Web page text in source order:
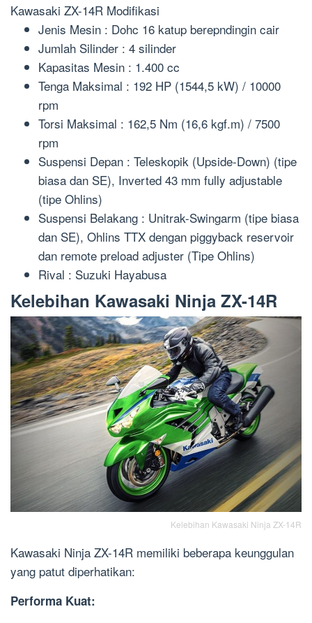
Kawasaki ZX-14R Modifikasi
Jenis Mesin : Dohc 16 katup berepndingin cair
Jumlah Silinder : 4 silinder
Kapasitas Mesin : 1.400 cc
Tenga Maksimal : 192 HP (1544,5 kW) / 10000
rpm
Torsi Maksimal : 162,5 Nm (16,6 kgf.m) / 7500
rpm
Suspensi Depan : Teleskopik (Upside-Down) (tipe
biasa dan SE), Inverted 43 mm fully adjustable
(tipe Ohlins)
Suspensi Belakang : Unitrak-Swingarm (tipe biasa
dan SE), Ohlins TTX dengan piggyback reservoir
dan remote preload adjuster (Tipe Ohlins)
Rival : Suzuki Hayabusa
Kelebihan Kawasaki Ninja ZX-14R
Kelebihan Kawasaki Ninja ZX-14R
Kawasaki Ninja ZX-14R memiliki beberapa keunggulan
yang patut diperhatikan:
Performa Kuat: